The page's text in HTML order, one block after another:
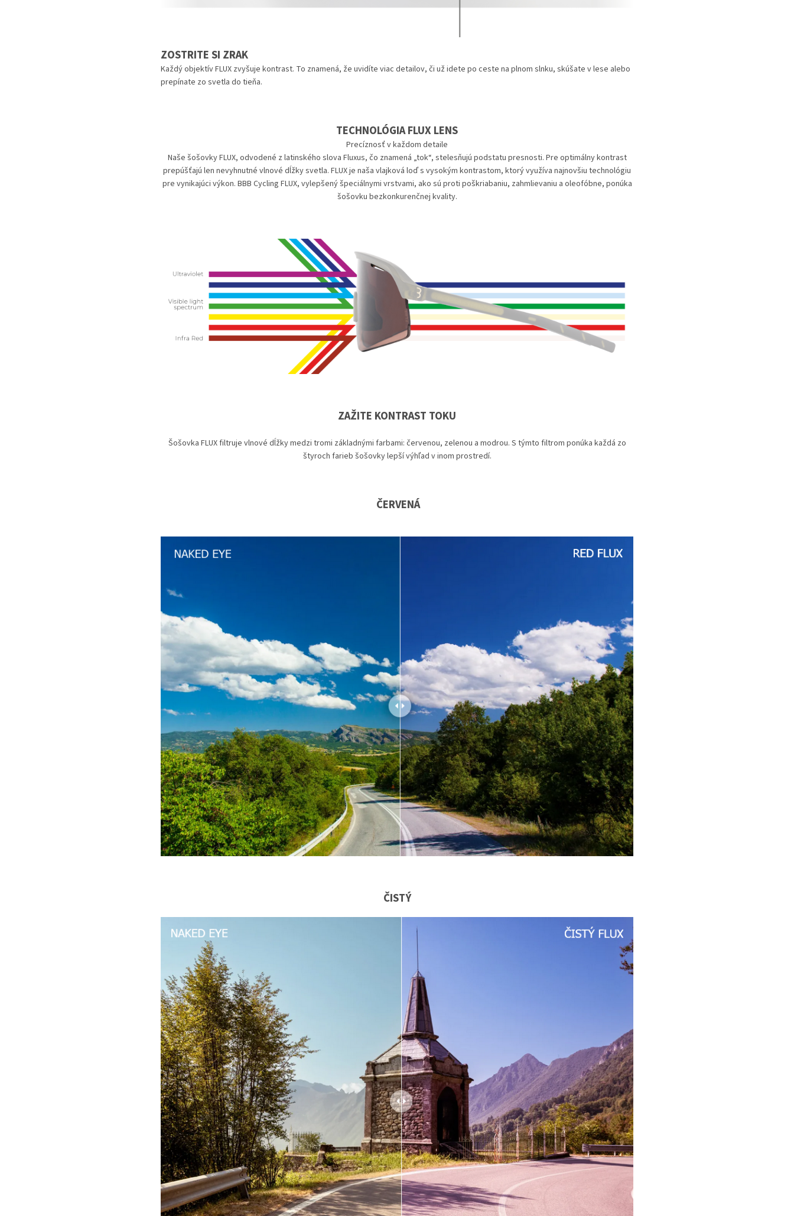
ZOSTRITE SI ZRAK
Každý objektív FLUX zvyšuje kontrast. To znamená, že uvidíte viac detailov, či už idete po ceste na plnom slnku, skúšate v lese alebo
prepínate zo svetla do tieňa.
TECHNOLÓGIA FLUX LENS
Precíznosť v každom detaile
Naše šošovky FLUX, odvodené z latinského slova Fluxus, čo znamená „tok“, stelesňujú podstatu presnosti. Pre optimálny kontrast
prepúšťajú len nevyhnutné vlnové dĺžky svetla. FLUX je naša vlajková loď s vysokým kontrastom, ktorý využíva najnovšiu technológiu
pre vynikajúci výkon. BBB Cycling FLUX, vylepšený špeciálnymi vrstvami, ako sú proti poškriabaniu, zahmlievaniu a oleofóbne, ponúka
šošovku bezkonkurenčnej kvality.
ZAŽITE KONTRAST TOKU
Šošovka FLUX filtruje vlnové dĺžky medzi tromi základnými farbami: červenou, zelenou a modrou. S týmto filtrom ponúka každá zo
štyroch farieb šošovky lepší výhľad v inom prostredí.
ČERVENÁ
ČISTÝ